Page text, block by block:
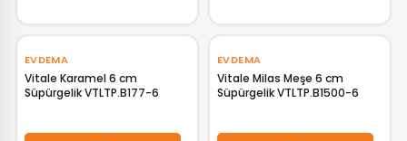
EVDEMA
Vitale Karamel 6 cm
Süpürgelik VTLTP.B177-6
EVDEMA
Vitale Milas Meşe 6 cm
Süpürgelik VTLTP.B1500-6